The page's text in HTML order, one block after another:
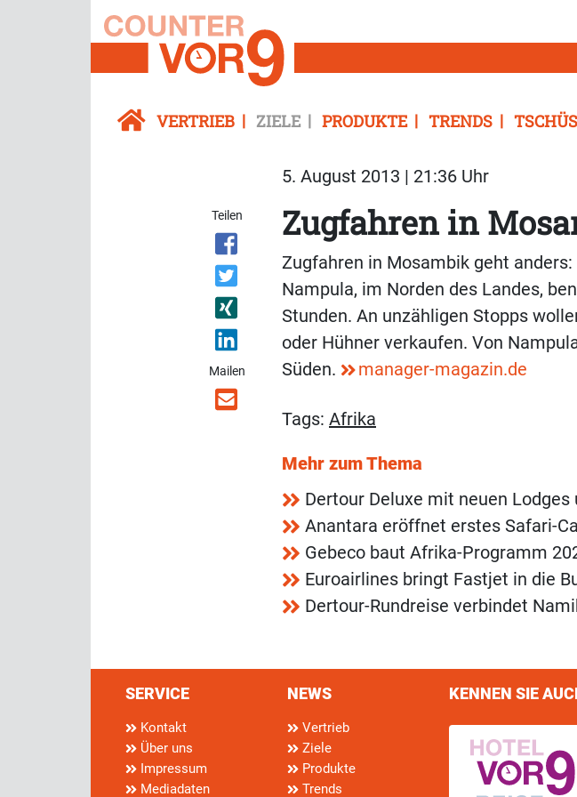
VERTRIEB ZIELE PRODUKTE TRENDS
5. August 2013 | 21:36 Uhr
Teilen
Mailen
Zugfahren in
Zugfahren in Mosambik geht
Nampula, im Norden des Landes,
Stunden. An unzähligen Stopps
oder Hühner verkaufen. Von
Süden.
manager-magazin.de
Tags: Afrika
Mehr zum Thema
Dertour Deluxe mit neuen
Anantara eröffnet erstes Safari-
Gebeco baut Afrika-Programm
Euroairlines bringt Fastjet in die
Dertour-Rundreise verbindet
SERVICE
Kontakt
Über uns
Impressum
Mediadaten
NEWS
Vertrieb
Ziele
Produkte
Trends
KENNEN SIE